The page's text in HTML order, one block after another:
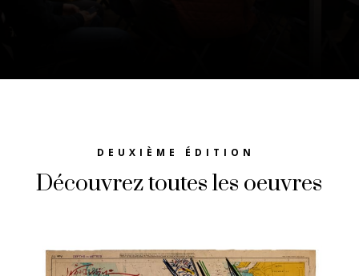
DEUXIÈME ÉDITION
Découvrez toutes les oeuvres